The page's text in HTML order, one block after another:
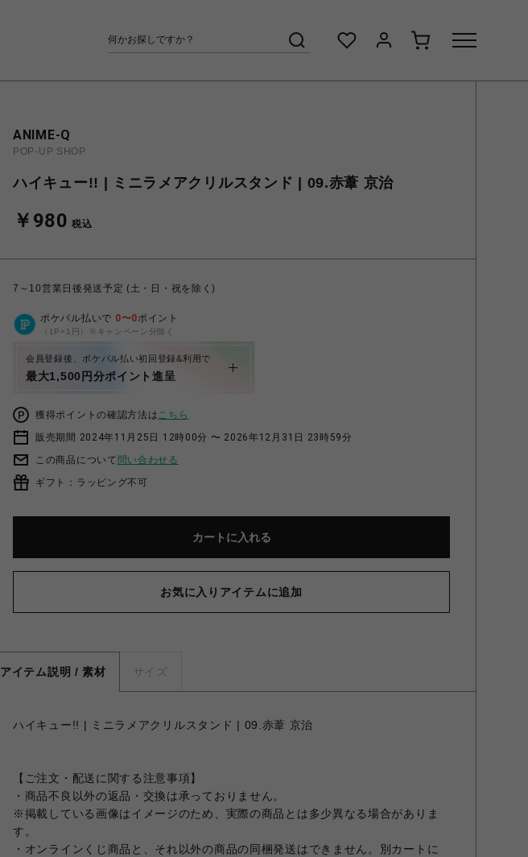
ANIME-Q
POP-UP SHOP
ハイキュー!! | ミニラメアクリルスタンド | 09.赤葦 京治
￥980 税込
7～10営業日後発送予定 (土・日・祝を除く)
ポケパル払いで 0〜0ポイント
（1P=1円）※キャンペーン分除く
会員登録後、ポケパル払い初回登録&利用で
最大1,500円分ポイント進呈
獲得ポイントの確認方法はこちら
販売期間 2024年11月25日 12時00分 〜 2026年12月31日 23時59分
この商品について 問い合わせる
ギフト：ラッピング不可
カートに入れる
お気に入りアイテムに追加
アイテム説明 / 素材 サイズ
ハイキュー!! | ミニラメアクリルスタンド | 09.赤葦 京治
【ご注文・配送に関する注意事項】
・商品不良以外の返品・交換は承っておりません。
※掲載している画像はイメージのため、実際の商品とは多少異なる場合がありま
す。
・オンラインくじ商品と、それ以外の商品の同梱発送はできません。別カートに